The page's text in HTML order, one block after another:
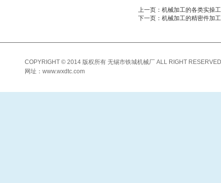
上一页：机械加工的各类实操
下一页：机械加工的精密件加
COPYRIGHT © 2014 版权所有 无锡市铁城机械厂 ALL RIGHT
网址：www.wxdtc.com